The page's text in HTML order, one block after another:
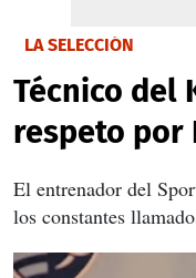
LA SELECCIÓN
Técnico del
respeto por
El entrenador del
los constantes